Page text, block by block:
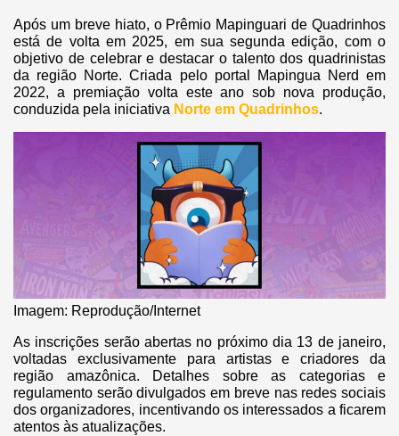
Após um breve hiato, o Prêmio Mapinguari de Quadrinhos
está de volta em 2025, em sua segunda edição, com o
objetivo de celebrar e destacar o talento dos quadrinistas
da região Norte. Criada pelo portal Mapingua Nerd em
2022, a premiação volta este ano sob nova produção,
conduzida pela iniciativa Norte em Quadrinhos.
Imagem: Reprodução/Internet
As inscrições serão abertas no próximo dia 13 de janeiro,
voltadas exclusivamente para artistas e criadores da
região amazônica. Detalhes sobre as categorias e
regulamento serão divulgados em breve nas redes sociais
dos organizadores, incentivando os interessados a ficarem
atentos às atualizações.